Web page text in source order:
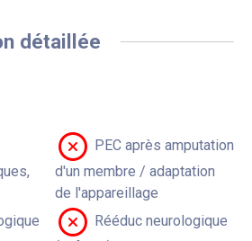
détaillée
PEC après amputation
d'un membre / adaptation
de l'appareillage
Rééduc neurologique